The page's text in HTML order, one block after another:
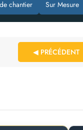
chantier Sur Mesure
◀ PRÉCÉDENT